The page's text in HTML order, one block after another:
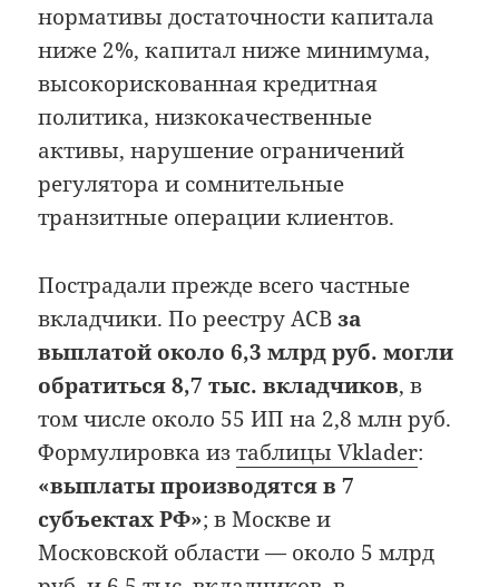
нормативы достаточности капитала
ниже 2%, капитал ниже минимума,
высокорискованная кредитная
политика, низкокачественные
активы, нарушение ограничений
регулятора и сомнительные
транзитные операции клиентов.
Пострадали прежде всего частные
вкладчики. По реестру АСВза
выплатой около 6,3 млрд руб. могли
обратиться 8,7 тыс. вкладчиков, в
том числе около 55 ИП на 2,8 млн руб.
Формулировка изтаблицы Vklader:
«выплаты производятся в 7
субъектах РФ»; в Москве и
Московской области — около 5 млрд